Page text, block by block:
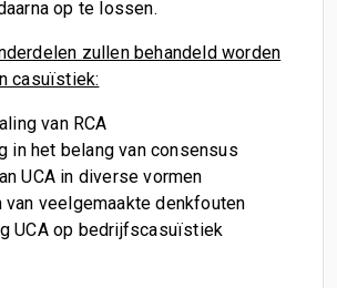
op te lossen.
zullen behandeld worden
casuïstiek:
van RCA
in het belang van consensus
UCA in diverse vormen
van veelgemaakte denkfouten
UCA op bedrijfscasuïstiek